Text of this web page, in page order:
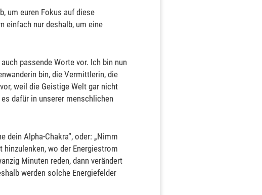
um euren Fokus auf diese
einfach nur deshalb, um eine
passende Worte vor. Ich bin nun
bin, die Vermittlerin, die
weil die Geistige Welt gar nicht
dafür in unserer menschlichen
dein Alpha-Chakra“, oder: „Nimm
hinzulenken, wo der Energiestrom
Minuten reden, dann verändert
werden solche Energiefelder